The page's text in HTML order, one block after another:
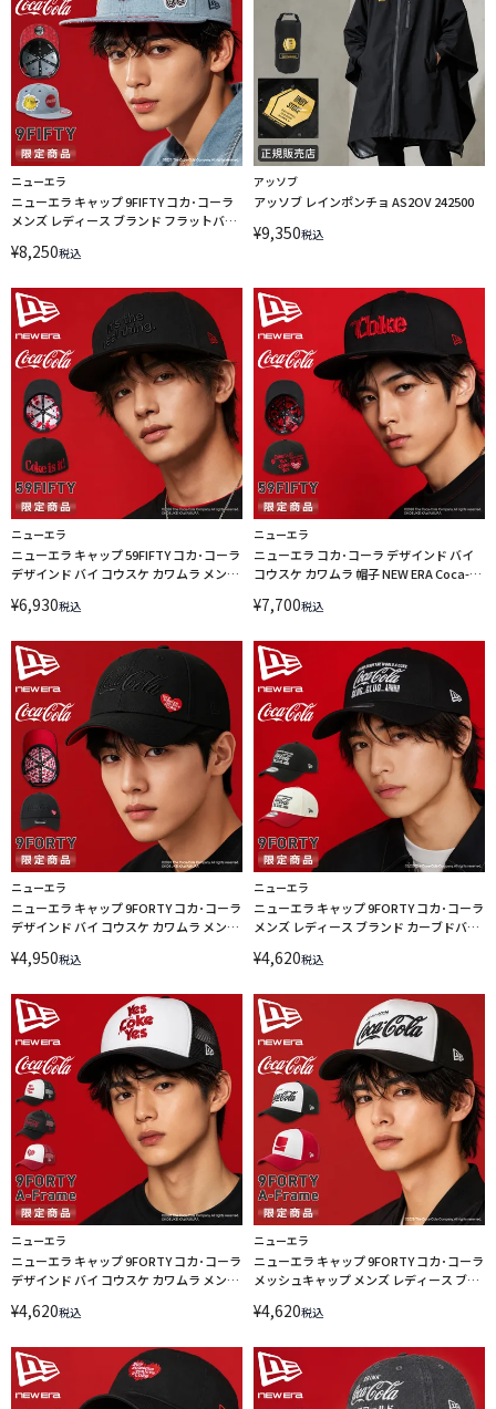
ニューエラ
ニューエラ キャップ 9FIFTY コカ･コーラ
メンズ レディース ブランド フラットバイ
Cola 15154801
¥8,250税込
アッソブ
アッソブ レインポンチョ AS2OV 242500
¥9,350税込
ニューエラ
ニューエラ キャップ 59FIFTY コカ･コーラ
デザインド バイ コウスケ カワムラ メンズ
Coca-Cola designed by Kosuke
¥6,930税込
ニューエラ
ニューエラ コカ･コーラ デザインド バイ
コウスケ カワムラ 帽子 NEW ERA Coca-
15156555
¥7,700税込
ニューエラ
ニューエラ キャップ 9FORTY コカ･コーラ
デザインド バイ コウスケ カワムラ メンズ
NEW ERA Coca-Cola designed by
¥4,950税込
ニューエラ
ニューエラ キャップ 9FORTY コカ･コーラ
メンズ レディース ブランド カーブドバイ
Coca-Cola 15154815 15154814
¥4,620税込
ニューエラ
ニューエラ キャップ 9FORTY コカ･コーラ
デザインド バイ コウスケ カワムラ メンズ
NEW ERA Coca-Cola designed by
15156433 15156432
¥4,620税込
ニューエラ
ニューエラ キャップ 9FORTY コカ･コーラ
メッシュキャップ メンズ レディース ブラ
子 定番 NEW ERA Coca-Cola A-Frame
¥4,620税込